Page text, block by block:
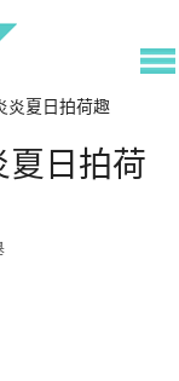
夏日拍荷趣
日拍荷